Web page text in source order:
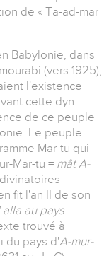
de « Ta-ad-mar
Babylonie, dans
(vers 1925),
l'existence
cette dyn.
de ce peuple
Le peuple
Mar-tu qui
Mar-tu = mât A-
fit l'an II de son
alla au pays
trouvé à
du pays d'A-mur-